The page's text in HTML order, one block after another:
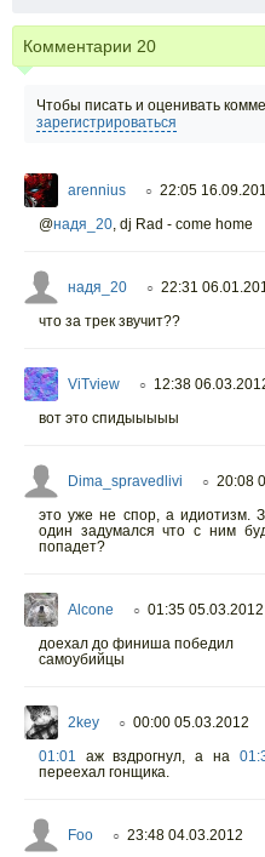
Комментарии 20
Чтобы писать и оценивать
зарегистрироваться
arennius ○ 22:05
@надя_20, dj Rad - come home
надя_20 ○ 22:31
что за трек звучит??
ViTview ○ 12:38
вот это спидыыыыы
Dima_spravedlivi ○ 20:08
это уже не спор, а идиотизм.
один задумался что с ним
попадет?
Alcone ○ 01:35 05.03.2012
доехал до финиша победил
самоубийцы
2key ○ 00:00 05.03.2012
01:01 аж вздрогнул, а на
переехал гонщика.
Foo ○ 23:48 04.03.2012